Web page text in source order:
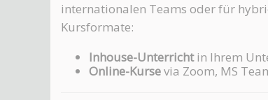
internationalen Teams oder für
Kursformate:
Inhouse-Unterrichtin Ihrem
Online-Kursevia Zoom, MS